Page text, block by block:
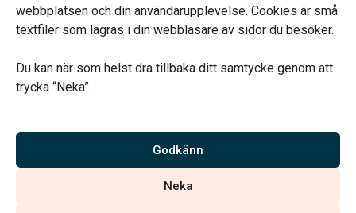
webbplatsen och din användarupplevelse. Cookies är små
textfiler som lagras i din webbläsare av sidor du besöker.
Du kan när som helst dra tillbaka ditt samtycke genom att
trycka “Neka”.
Godkänn
Neka
Vi är auktoriserade av Sveriges Begravningsbyråers Förbund och
har högt ställda krav på utbildning, kvalitet, miljö och arbetsmiljö.